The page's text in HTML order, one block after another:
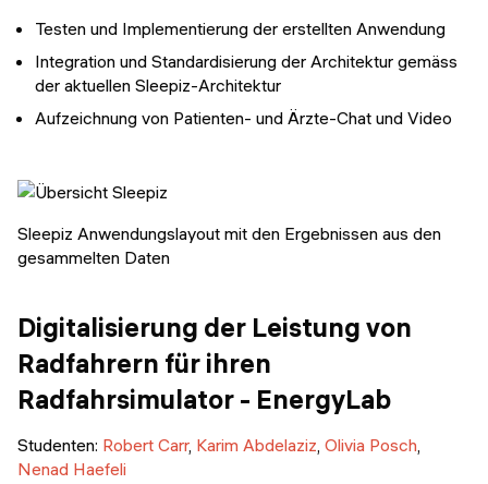
Testen und Implementierung der erstellten Anwendung
Integration und Standardisierung der Architektur gemäss
der aktuellen Sleepiz-Architektur
Aufzeichnung von Patienten- und Ärzte-Chat und Video
Sleepiz Anwendungslayout mit den Ergebnissen aus den
gesammelten Daten
Digitalisierung der Leistung von
Radfahrern für ihren
Radfahrsimulator - EnergyLab
Studenten: Robert Carr, Karim Abdelaziz Olivia Posch
Nenad Haefeli